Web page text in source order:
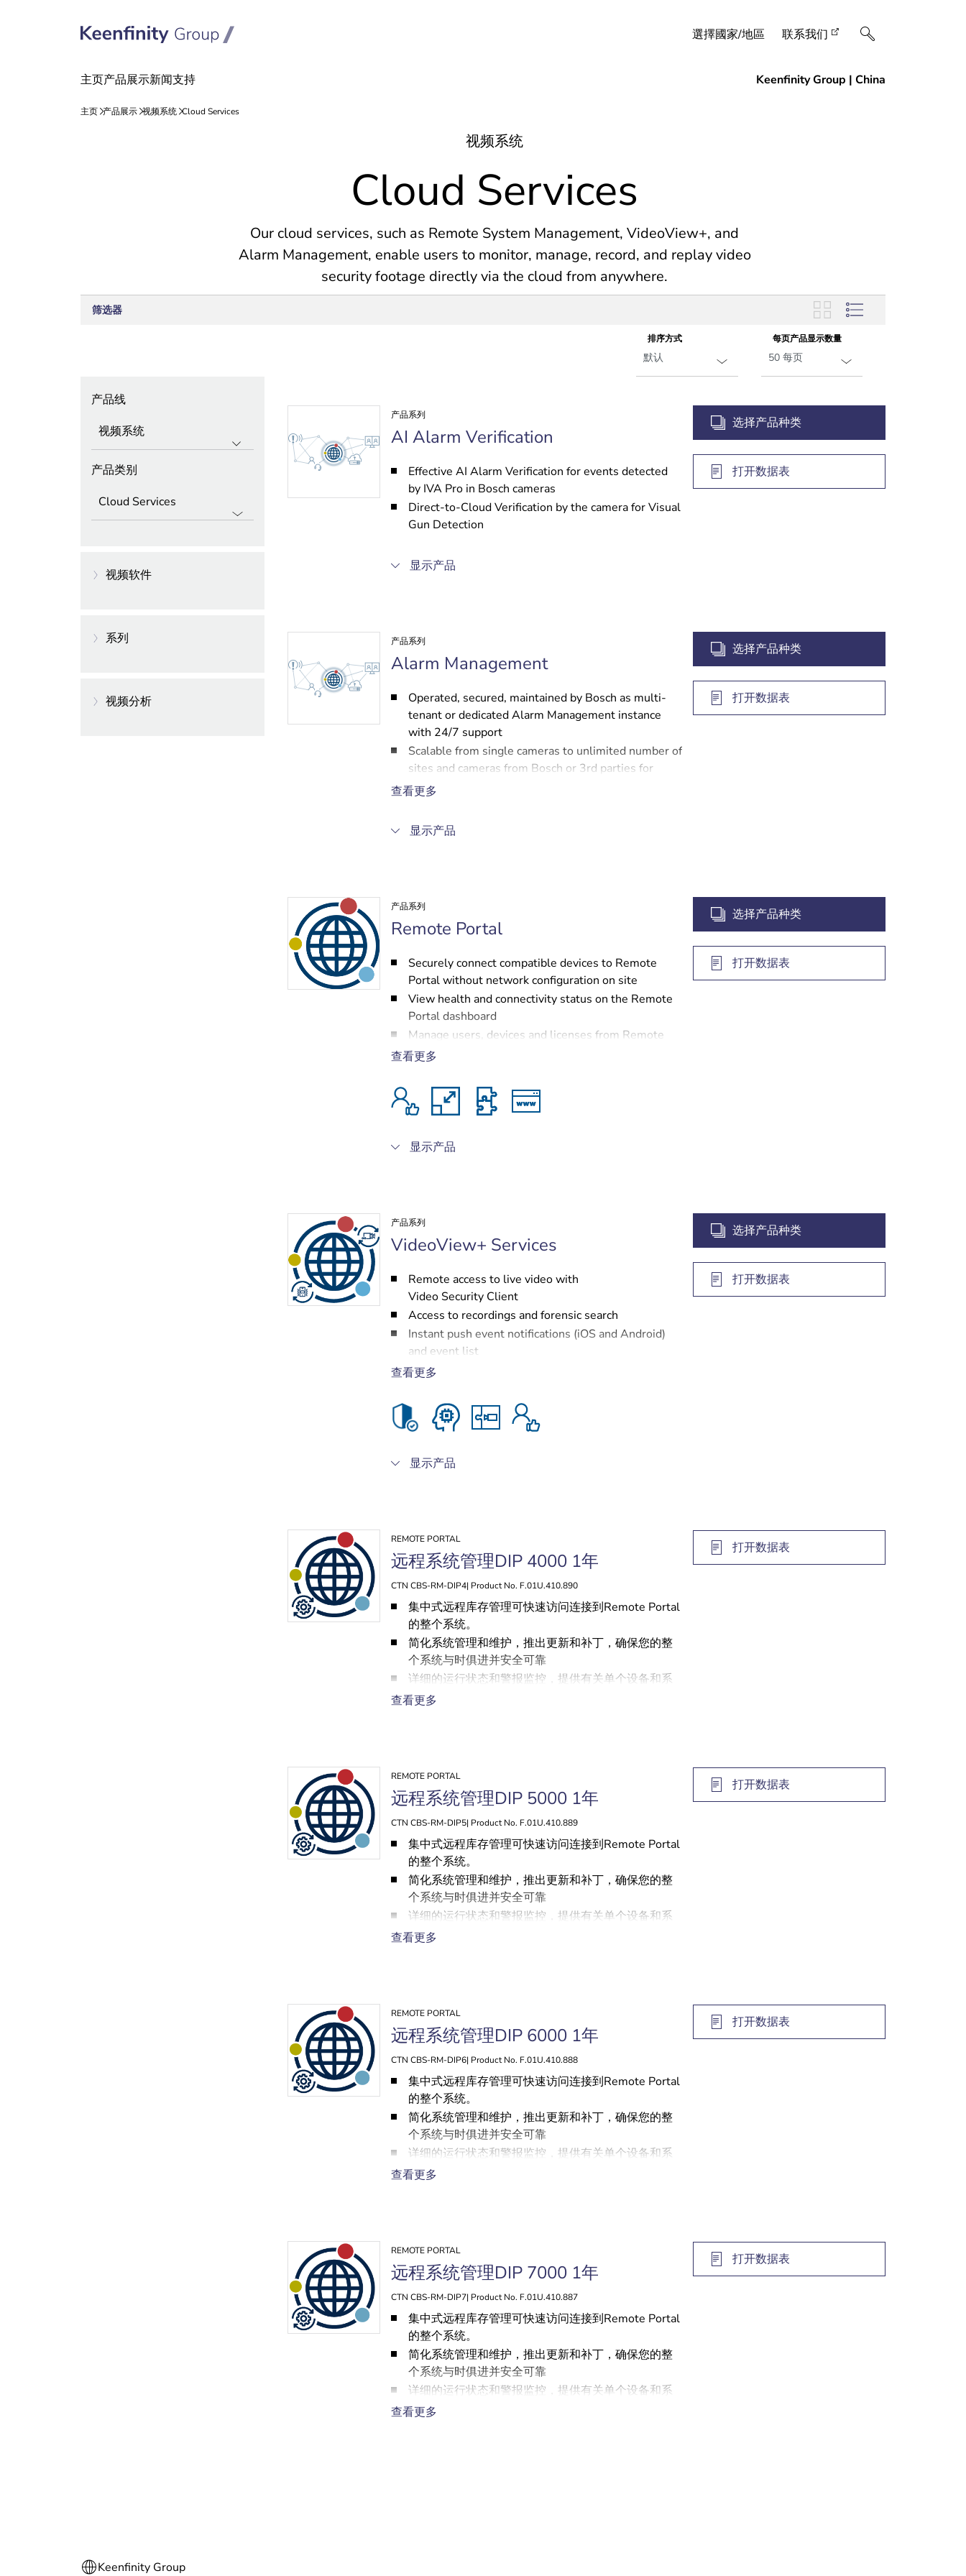
選擇國家/地區 联系我们
视频系统
Cloud Services
Our cloud services, such as Remote System Management, VideoView+, and
Alarm Management, enable users to monitor, manage, record, and replay video
security footage directly via the cloud from anywhere.
筛选器
排序方式 每页产品显示数量
产品线
产品类别
视频软件
系列
视频分析
产品系列
AI Alarm Verification
Effective AI Alarm Verification for events detected
by IVA Pro in Bosch cameras
Direct-to-Cloud Verification by the camera for Visual
Gun Detection
显示产品
选择产品种类
打开数据表
产品系列
Alarm Management
Operated, secured, maintained by Bosch as multi-
tenant or dedicated Alarm Management instance
with 24/7 support
Scalable from single cameras to unlimited number of
sites and cameras from Bosch or 3rd parties for
multi-location use-cases
site Alarm Management to central monitoring
centers. Integration with more than 20 leading
uplink standard
查看更多
显示产品
选择产品种类
打开数据表
产品系列
Remote Portal
Securely connect compatible devices to Remote
Portal without network configuration on site
View health and connectivity status on the Remote
Portal dashboard
Manage users, devices and licenses from Remote
Portal
Configuration Manager remotely from anywhere via
the Internet
VideoView+, Alarm Management or Remote System
查看更多
显示产品
选择产品种类
打开数据表
产品系列
VideoView+ Services
Remote access to live video with
Video Security Client
Access to recordings and forensic search
Instant push event notifications (iOS and Android)
and event list
10 seconds event clip cloud recording for
查看更多
显示产品
选择产品种类
打开数据表
REMOTE PORTAL
远程系统管理DIP 4000 1年
CTN CBS-RM-DIP4| Product No. F.01U.410.890
集中式远程库存管理可快速访问连接到Remote Portal
的整个系统。
简化系统管理和维护，推出更新和补丁，确保您的整
个系统与时俱进并安全可靠
详细的运行状态和警报监控，提供有关单个设备和系
统运行状态的实时信息
查看更多
打开数据表
REMOTE PORTAL
远程系统管理DIP 5000 1年
CTN CBS-RM-DIP5| Product No. F.01U.410.889
集中式远程库存管理可快速访问连接到Remote Portal
的整个系统。
简化系统管理和维护，推出更新和补丁，确保您的整
个系统与时俱进并安全可靠
详细的运行状态和警报监控，提供有关单个设备和系
统运行状态的实时信息
查看更多
打开数据表
REMOTE PORTAL
远程系统管理DIP 6000 1年
CTN CBS-RM-DIP6| Product No. F.01U.410.888
集中式远程库存管理可快速访问连接到Remote Portal
的整个系统。
简化系统管理和维护，推出更新和补丁，确保您的整
个系统与时俱进并安全可靠
详细的运行状态和警报监控，提供有关单个设备和系
统运行状态的实时信息
查看更多
打开数据表
REMOTE PORTAL
远程系统管理DIP 7000 1年
CTN CBS-RM-DIP7| Product No. F.01U.410.887
集中式远程库存管理可快速访问连接到Remote Portal
的整个系统。
简化系统管理和维护，推出更新和补丁，确保您的整
个系统与时俱进并安全可靠
详细的运行状态和警报监控，提供有关单个设备和系
统运行状态的实时信息
查看更多
打开数据表